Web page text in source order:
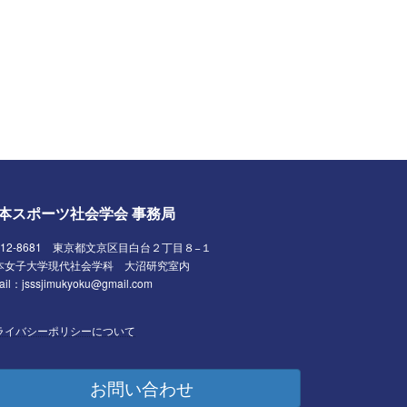
スポーツ社会学会 事務局
8681 東京都文京区目白台２丁目８−１
女子大学現代社会学科 大沼研究室内
：jsssjimukyoku@gmail.com
イバシーポリシーについて
お問い合わせ